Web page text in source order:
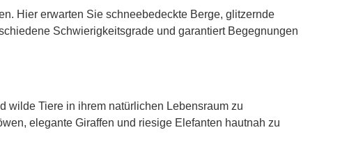
Hier erwarten Sie schneebedeckte Berge, glitzernde
Schwierigkeitsgrade und garantiert Begegnungen
wilde Tiere in ihrem natürlichen Lebensraum zu
elegante Giraffen und riesige Elefanten hautnah zu